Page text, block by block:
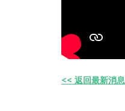
<< 返回最新消息